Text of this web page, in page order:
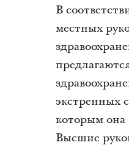
В
местных
экстренных
которым она
Высшие